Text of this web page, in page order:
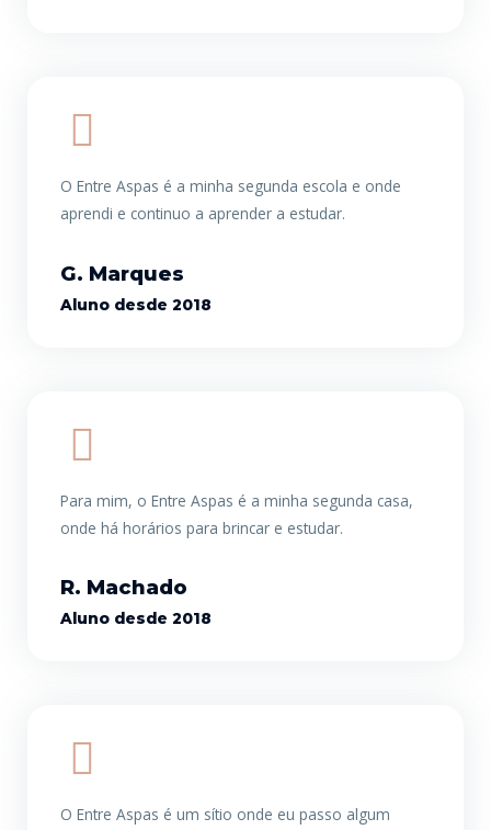
O Entre Aspas é a minha segunda escola e onde
aprendi e continuo a aprender a estudar.
G. Marques
Aluno desde 2018
Para mim, o Entre Aspas é a minha segunda casa,
onde há horários para brincar e estudar.
R. Machado
Aluno desde 2018
O Entre Aspas é um sítio onde eu passo algum